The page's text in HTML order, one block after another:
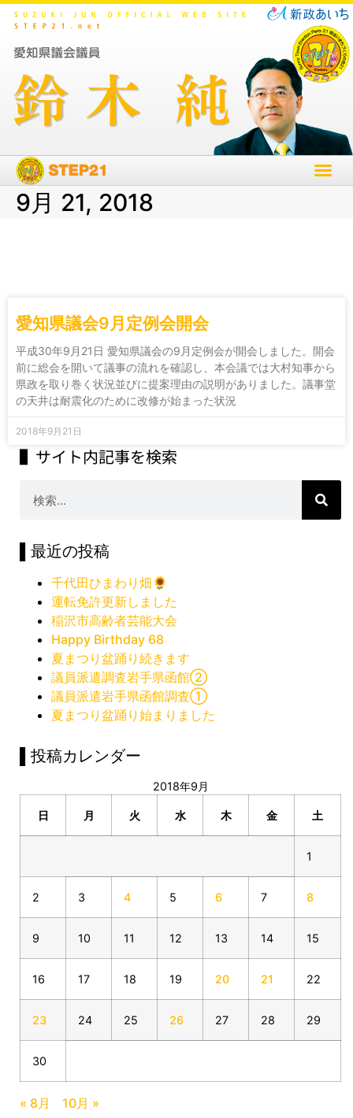
9月 21, 2018
愛知県議会9月定例会開会
平成30年9月21日 愛知県議会の9月定例会が開会しました。開会
前に総会を開いて議事の流れを確認し、本会議では大村知事から
県政を取り巻く状況並びに提案理由の説明がありました。議事堂
の天井は耐震化のために改修が始まった状況
2018年9月21日
▌サイト内記事を検索
▌最近の投稿
千代田ひまわり畑🌻
運転免許更新しました
稲沢市高齢者芸能大会
Happy Birthday 68
夏まつり盆踊り続きます
議員派遣調査岩手県函館②
議員派遣岩手県函館調査①
夏まつり盆踊り始まりました
▌投稿カレンダー
2018年9月
日 月 火 水 木 金 土
1
2 3 4 5 6 7 8
9 10 11 12 13 14 15
16 17 18 19 20 21 22
23 24 25 26 27 28 29
30
« 8月 10月 »